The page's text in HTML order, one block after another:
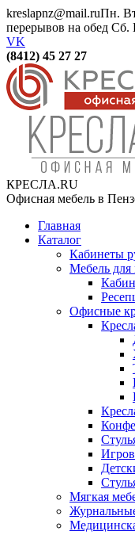
kreslapnz@mail.ruПн.
перерывов на обед Сб.
VK
(8412) 45 27 27
КРЕСЛА.RU
Офисная мебель в
Главная
Каталог
Кабинеты
Мебель для
Офисные
Мягкая